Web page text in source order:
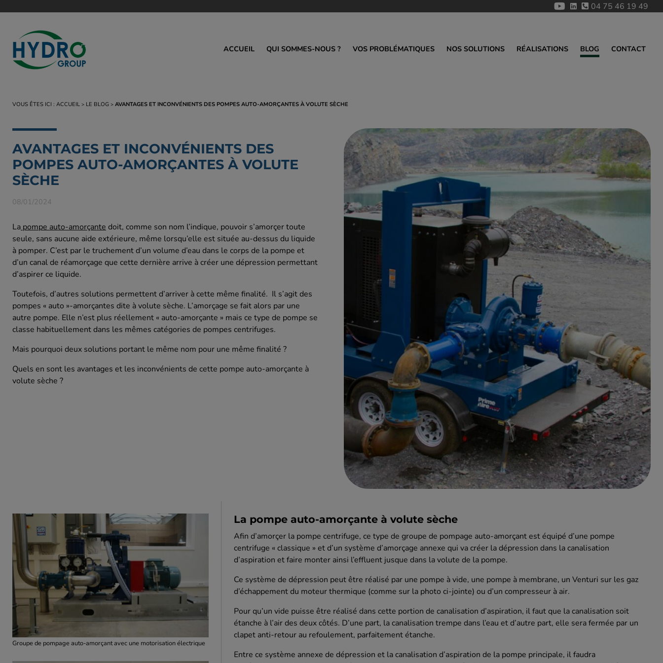
04 75 46 19 49
ACCUEIL QUI SOMMES-NOUS ? VOS PROBLÉMATIQUES NOS SOLUTIONS
POMPES AUTO-AMORÇANTES
Pompe Super T
Pompe Super U
STATIONS DE RELEVAGE
Individuelle
Submersible
Verticale
Agitateur Hydraulique
Pompe vis excentrée
Engrenages
Pompe membrane
En ligne
En canal
Panier broyeur
POMPES ALIMENTAIRES
Pompes de transfert alimentaire
Pompes huiles chaudes
RÉALISATIONS BLOG CONTACT
VOUS ÊTES ICI : ACCUEIL LE BLOG AVANTAGES ET INCONVÉNIENTS DES POMPES AUTO-AMORÇANTES À VOLUTE SÈCHE
AVANTAGES ET INCONVÉNIENTS DES
POMPES AUTO-AMORÇANTES À VOLUTE
SÈCHE
08/01/2024
La pompe auto-amorçante doit, comme son nom l’indique, pouvoir s’amorçer toute
seule, sans aucune aide extérieure, même lorsqu’elle est située au-dessus du liquide
à pomper. C’est par le truchement d’un volume d’eau dans le corps de la pompe et
d’un canal de réamorçage que cette dernière arrive à créer une dépression permettant
d’aspirer ce liquide.
Toutefois, d’autres solutions permettent d’arriver à cette même finalité. Il s’agit des
pompes « auto »-amorçantes dite à volute sèche. L’amorçage se fait alors par une
autre pompe. Elle n’est plus réellement « auto-amorçante » mais ce type de pompe se
classe habituellement dans les mêmes catégories de pompes centrifuges.
Mais pourquoi deux solutions portant le même nom pour une même finalité ?
Quels en sont les avantages et les inconvénients de cette pompe auto-amorçante à
volute sèche ?
Groupe de pompage auto-amorçant avec une motorisation électrique
La pompe auto-amorçante à volute sèche
Afin d’amorçer la pompe centrifuge, ce type de groupe de pompage auto-amorçant est équipé d’une pompe
centrifuge « classique » et d’un système d’amorçage annexe qui va créer la dépression dans la canalisation
d’aspiration et faire monter ainsi l’effluent jusque dans la volute de la pompe.
Ce système de dépression peut être réalisé par une pompe à vide, une pompe à membrane, un Venturi sur les gaz
d’échappement du moteur thermique (comme sur la photo ci-jointe) ou d’un compresseur à air.
Pour qu’un vide puisse être réalisé dans cette portion de canalisation d’aspiration, il faut que la canalisation soit
étanche à l’air des deux côtés. D’une part, la canalisation trempe dans l’eau et d’autre part, elle sera fermée par un
clapet anti-retour au refoulement, parfaitement étanche.
Entre ce système annexe de dépression et la canalisation d’aspiration de la pompe principale, il faudra